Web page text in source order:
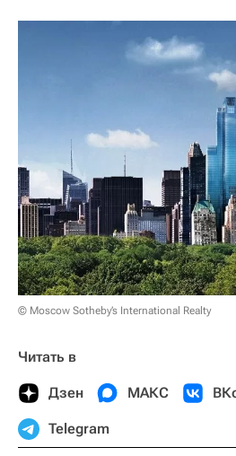
© Moscow Sotheby’s International Realty
Читать в
Дзен МАКС
Telegram